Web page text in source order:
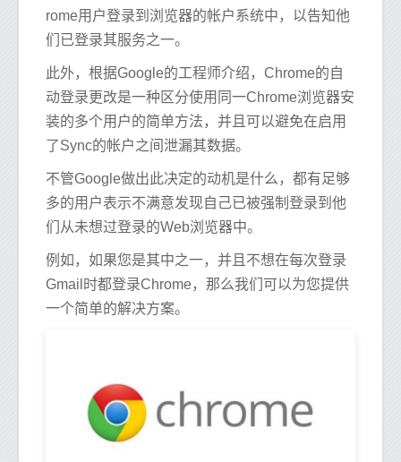
rome用户登录到浏览器的帐户系统中，以告知他
们已登录其服务之一。
此外，根据Google的工程师介绍，Chrome的自
动登录更改是一种区分使用同一Chrome浏览器安
装的多个用户的简单方法，并且可以避免在启用
了Sync的帐户之间泄漏其数据。
不管Google做出此决定的动机是什么，都有足够
多的用户表示不满意发现自己已被强制登录到他
们从未想过登录的Web浏览器中。
例如，如果您是其中之一，并且不想在每次登录
Gmail时都登录Chrome，那么我们可以为您提供
一个简单的解决方案。